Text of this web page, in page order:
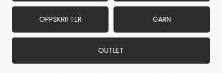
OPPSKRIFTER GARN
OUTLET